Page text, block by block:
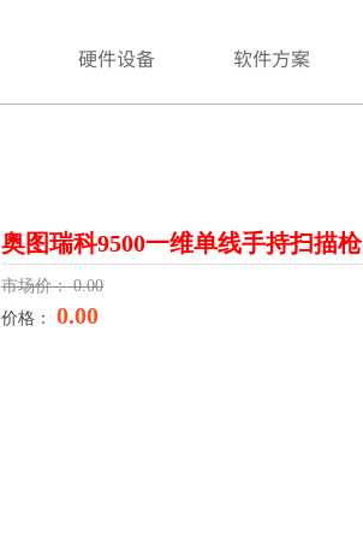
奥图瑞科9500一维单线手持扫描枪
市场价：0.00
价格： 0.00
硬件设备 软件方案